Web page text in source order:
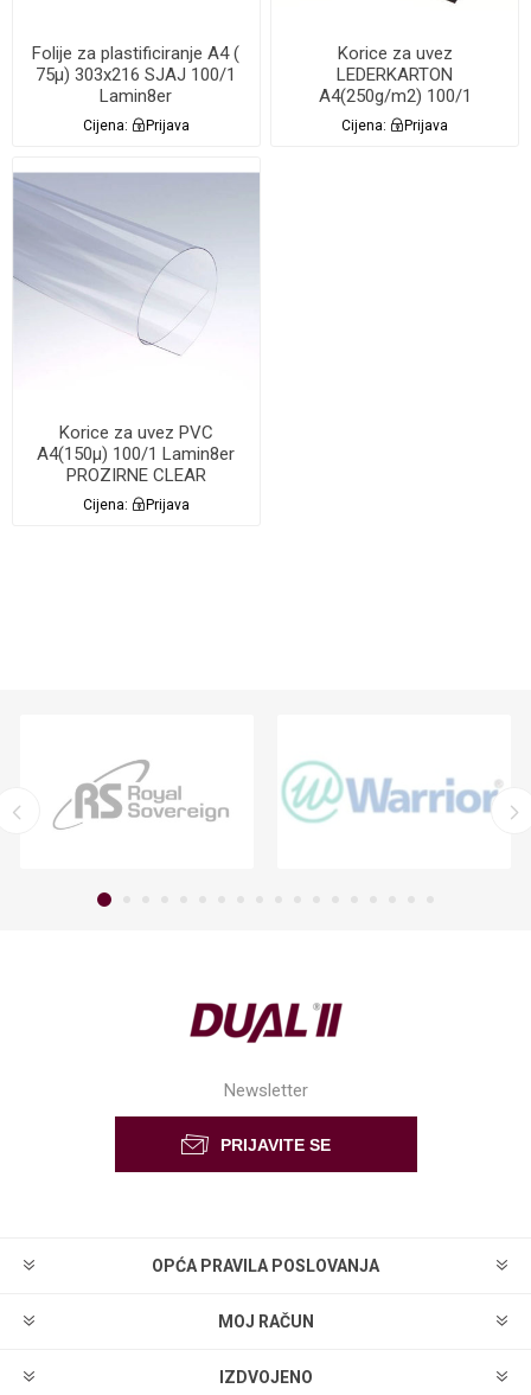
Folije za plastificiranje A4 (
75µ) 303x216 SJAJ 100/1
Lamin8er
Cijena: Prijava
Korice za uvez
LEDERKARTON
A4(250g/m2) 100/1
Lamin8er CRNE
Cijena: Prijava
Korice za uvez PVC
A4(150µ) 100/1 Lamin8er
PROZIRNE CLEAR
Cijena: Prijava
Newsletter
OPĆA PRAVILA POSLOVANJA
MOJ RAČUN
IZDVOJENO